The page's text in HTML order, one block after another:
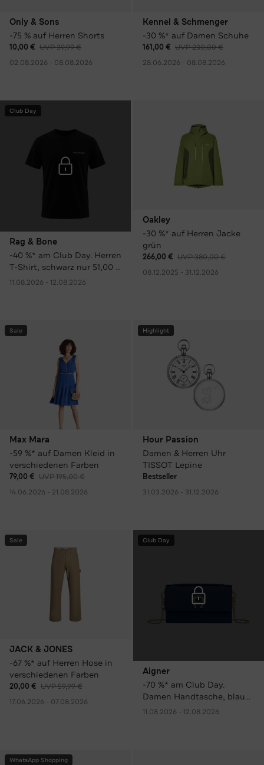
Only & Sons
-75 % auf Herren Shorts
10,00 € UVP 39,99 €
02.08.2026 - 08.08.2026
Kennel & Schmenger
-30 %* auf Damen Schuhe
161,00 € UVP 230,00 €
28.06.2026 - 08.08.2026
Club Day
Rag & Bone
-40 %* am Club Day. Herren
T-Shirt, schwarz nur 51,00 €
statt 85,00 € UVP.
11.08.2026 - 12.08.2026
Oakley
-30 %* auf Herren Jacke
grün
266,00 € UVP 380,00 €
08.12.2025 - 31.12.2026
Sale
Max Mara
-59 %* auf Damen Kleid in
verschiedenen Farben
79,00 € UVP 195,00 €
14.06.2026 - 21.08.2026
Highlight
Hour Passion
Damen & Herren Uhr
TISSOT Lepine
Bestseller
31.03.2026 - 31.12.2026
Sale
JACK & JONES
-67 %* auf Herren Hose in
verschiedenen Farben
20,00 € UVP 59,99 €
17.06.2026 - 07.08.2026
Club Day
Aigner
-70 %* am Club Day.
Damen Handtasche, blau
nur 99,00 € statt 329,00 €
11.08.2026 - 12.08.2026
WhatsApp Shopping